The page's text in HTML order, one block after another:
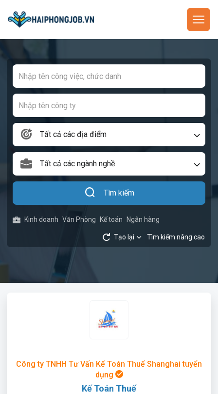
Tất cả các địa điểm
Tất cả các ngành nghề
Tìm kiếm
Kinh doanh Văn Phòng Kế toán Ngân hàng
Tạo lại Tìm kiếm nâng cao
Công ty TNHH Tư Vấn Kế Toán Thuế Shanghai tuyển
dụng
Kế Toán Thuế